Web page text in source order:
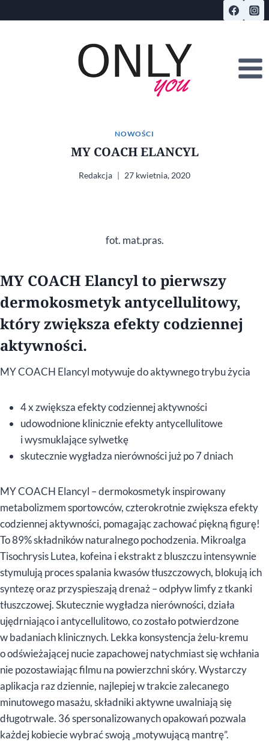
do
NOWOŚCI
MY COACH ELANCYL
Redakcja 27 kwietnia, 2020
fot. mat.pras.
MY COACH Elancyl to pierwszy
dermokosmetyk antycellulitowy,
który zwiększa efekty codziennej
aktywności.
MY COACH Elancyl motywuje do aktywnego trybu życia
4 x zwiększa efekty codziennej aktywności
udowodnione klinicznie efekty antycellulitowe
i wysmuklające sylwetkę
skutecznie wygładza nierówności już po 7 dniach
MY COACH Elancyl – dermokosmetyk inspirowany
metabolizmem sportowców, czterokrotnie zwiększa efekty
codziennej aktywności, pomagając zachować piękną figurę!
To 89% składników naturalnego pochodzenia. Mikroalga
Tisochrysis Lutea, kofeina i ekstrakt z bluszczu intensywnie
stymulują proces spalania kwasów tłuszczowych, blokują ich
syntezę oraz przyspieszają drenaż – odpływ limfy z tkanki
tłuszczowej. Skutecznie wygładza nierówności, działa
ujędrniająco i antycellulitowo, co zostało potwierdzone
w badaniach klinicznych. Lekka konsystencja żelu-kremu
o odświeżającej nucie zapachowej natychmiast się wchłania
nie pozostawiając filmu na powierzchni skóry. Wystarczy
aplikacja raz dziennie, najlepiej w trakcie zalecanego
minutowego masażu, składniki aktywne uwalniają się
długotrwale. 36 spersonalizowanych opakowań pozwala
każdej kobiecie wybrać swoją „motywującą mantrę”.